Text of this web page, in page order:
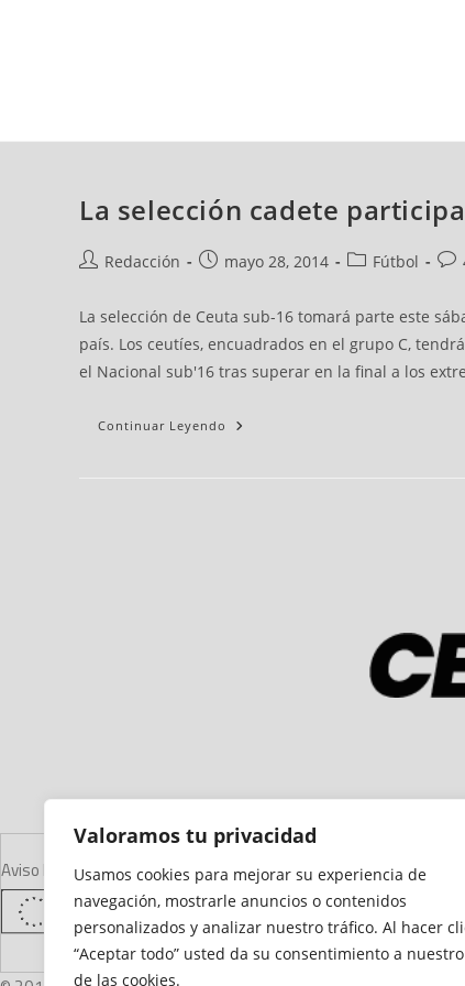
Valoramos tu privacidad
Usamos cookies para mejorar su experiencia de
navegación, mostrarle anuncios o contenidos
personalizados y analizar nuestro tráfico. Al hacer
“Aceptar todo” usted da su consentimiento a
de las cookies.
La selección cadete
Redacción mayo 28, 2014 Fútbol
La selección de Ceuta sub-16 tomará parte este
país. Los ceutíes, encuadrados en el grupo C,
el Nacional sub'16 tras superar en la final a los
Continuar Leyendo
Aviso LegalDeclaración de AccesibilidadMapa del SitioPolítica de